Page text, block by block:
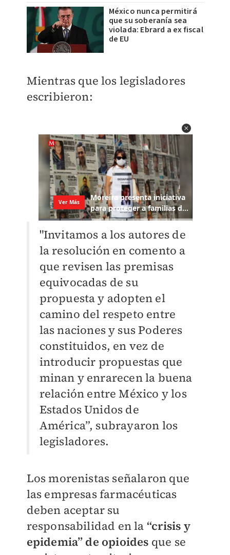
México nunca permitirá
que su soberanía sea
violada: Ebrard a ex fiscal
de EU
Mientras que los legisladores
escribieron:
"Invitamos a los autores de
la resolución en comento a
que revisen las premisas
equivocadas de su
propuesta y adopten el
camino del respeto entre
las naciones y sus Poderes
constituidos, en vez de
introducir propuestas que
minan y enrarecen la buena
relación entre México y los
Estados Unidos de
América”, subrayaron los
legisladores.
Los morenistas señalaron que
las empresas farmacéuticas
deben aceptar su
responsabilidad en la “crisis y
epidemia” de opioides que se